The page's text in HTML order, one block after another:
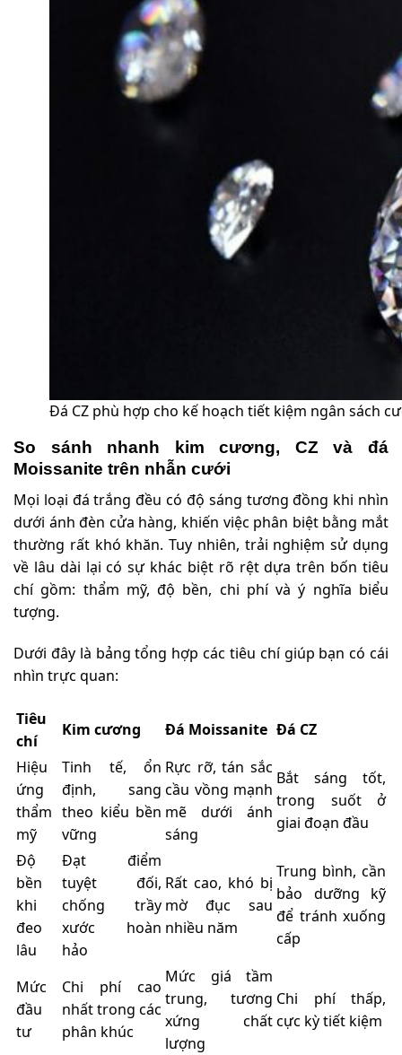
Đá CZ phù hợp cho kế hoạch tiết kiệm ngân sách
So sánh nhanh kim cương, CZ và đá
Moissanite trên nhẫn cưới
Mọi loại đá trắng đều có độ sáng tương đồng khi nhìn
dưới ánh đèn cửa hàng, khiến việc phân biệt bằng mắt
thường rất khó khăn. Tuy nhiên, trải nghiệm sử dụng
về lâu dài lại có sự khác biệt rõ rệt dựa trên bốn tiêu
chí gồm: thẩm mỹ, độ bền, chi phí và ý nghĩa biểu
tượng.
Dưới đây là bảng tổng hợp các tiêu chí giúp bạn có cái
nhìn trực quan:
Tiêu
chí
Kim cương Đá Moissanite Đá CZ
Hiệu
ứng
thẩm
mỹ
Tinh tế, ổn
định, sang
theo kiểu bền
vững
Rực rỡ, tán sắc
cầu vồng mạnh
mẽ dưới ánh
sáng
Bắt sáng tốt,
trong suốt ở
giai đoạn đầu
Độ
bền
khi
đeo
lâu
Đạt điểm
tuyệt đối,
chống trầy
xước hoàn
hảo
Rất cao, khó bị
mờ đục sau
nhiều năm
Trung bình, cần
bảo dưỡng kỹ
để tránh xuống
cấp
Mức
đầu
tư
Chi phí cao
nhất trong các
phân khúc
Mức giá tầm
trung, tương
xứng chất
lượng
Chi phí thấp,
cực kỳ tiết kiệm